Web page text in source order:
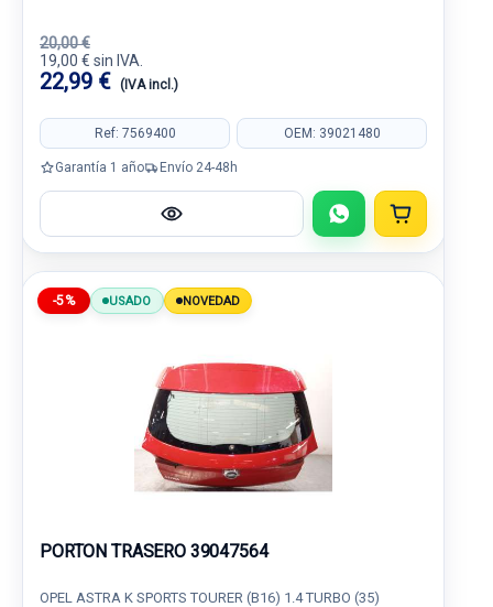
20,00 €
19,00 € sin IVA.
22,99 € (IVA incl.)
Ref: 7569400 OEM: 39021480
Garantía 1 año Envío 24-48h
-5% USADO NOVEDAD
PORTON TRASERO 39047564
OPEL ASTRA K SPORTS TOURER (B16) 1.4 TURBO (35)